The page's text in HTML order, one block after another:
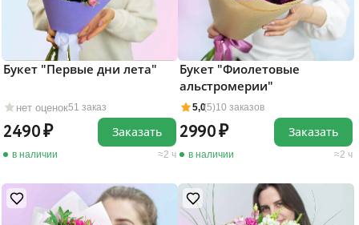
нет оценок51 заказ
Букет "Первые дни лета"
2490
в наличии 2 ч
Заказать
5,0(5)10 заказов
Букет "Фиолетовые
альстромерии"
2990
в наличии 2 ч
Заказать